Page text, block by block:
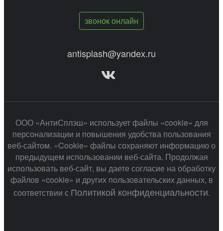
звонок онлайн
antisplash@yandex.ru
ООО «АнтиСплэш» использует файлы «cookie» для
персонализации и повышения удобства пользования
веб-сайтом. «Cookie» файлы сохраняют информацию о
предыдущем использовании веб-сайта. Продолжая
использовать веб-сайт, вы даете согласие на обработку
файлов «cookie» и других пользовательских данных, в
соответствии с Политикой конфиденциальности.